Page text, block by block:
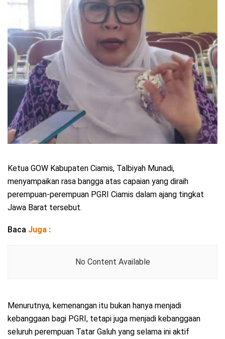
Ketua GOW Kabupaten Ciamis, Talbiyah Munadi,
menyampaikan rasa bangga atas capaian yang diraih
perempuan-perempuan PGRI Ciamis dalam ajang tingkat
Jawa Barat tersebut.
Baca Juga :
No Content Available
Menurutnya, kemenangan itu bukan hanya menjadi
kebanggaan bagi PGRI, tetapi juga menjadi kebanggaan
seluruh perempuan Tatar Galuh yang selama ini aktif